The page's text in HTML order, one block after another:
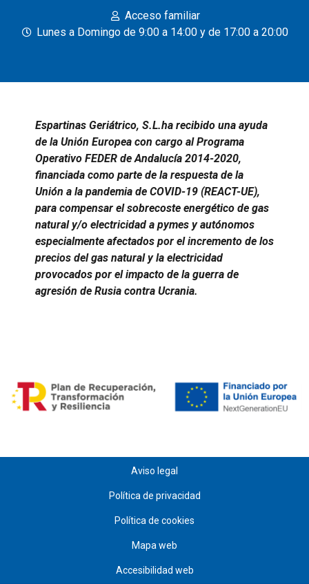
Acceso familiar
Lunes a Domingo de 9:00 a 14:00 y de 17:00 a 20:00
Espartinas Geriátrico, S.L.ha recibido una ayuda
de la Unión Europea con cargo al Programa
Operativo FEDER de Andalucía 2014-2020,
financiada como parte de la respuesta de la
Unión a la pandemia de COVID-19 (REACT-UE),
para compensar el sobrecoste energético de gas
natural y/o electricidad a pymes y autónomos
especialmente afectados por el incremento de los
precios del gas natural y la electricidad
provocados por el impacto de la guerra de
agresión de Rusia contra Ucrania.
Aviso legal
Política de privacidad
Política de cookies
Mapa web
Accesibilidad web